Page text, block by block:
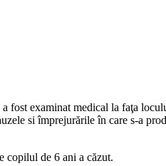
examinat medical la faţa
si împrejurările în care s-a
copilul de 6 ani a căzut.